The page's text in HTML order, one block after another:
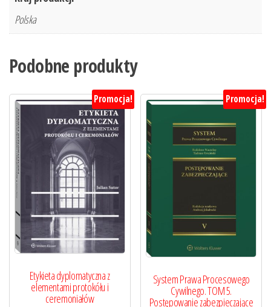
Polska
Podobne produkty
Promocja!
Etykieta dyplomatyczna z
elementami protokółu i
ceremoniałów
Promocja!
System Prawa Procesowego
Cywilnego. TOM 5.
Postępowanie zabezpieczające